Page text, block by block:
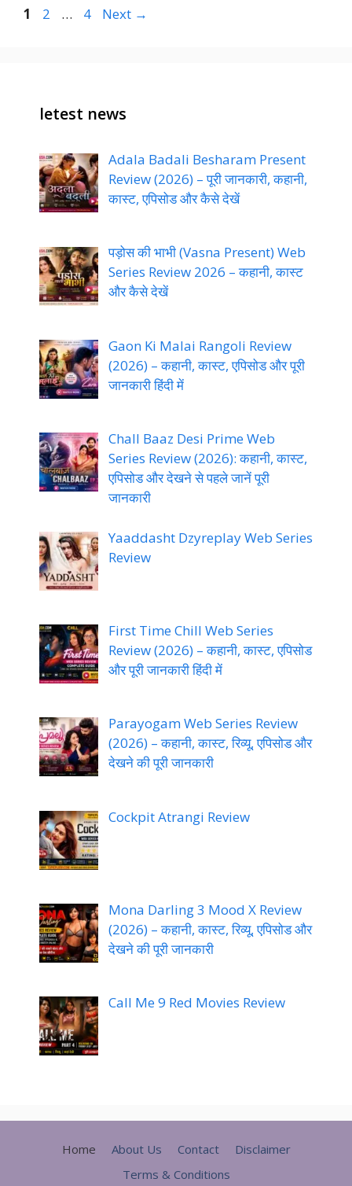
Page
1 Page
2 … Page
4 Next →
letest news
Adala Badali Besharam Present
Review (2026) – पूरी जानकारी, कहानी,
कास्ट, एपिसोड और कैसे देखें
पड़ोस की भाभी (Vasna Present) Web
Series Review 2026 – कहानी, कास्ट
और कैसे देखें
Gaon Ki Malai Rangoli Review
(2026) – कहानी, कास्ट, एपिसोड और पूरी
जानकारी हिंदी में
Chall Baaz Desi Prime Web
Series Review (2026): कहानी, कास्ट,
एपिसोड और देखने से पहले जानें पूरी
जानकारी
Yaaddasht Dzyreplay Web Series
Review
First Time Chill Web Series
Review (2026) – कहानी, कास्ट, एपिसोड
और पूरी जानकारी हिंदी में
Parayogam Web Series Review
(2026) – कहानी, कास्ट, रिव्यू, एपिसोड और
देखने की पूरी जानकारी
Cockpit Atrangi Review
Mona Darling 3 Mood X Review
(2026) – कहानी, कास्ट, रिव्यू, एपिसोड और
देखने की पूरी जानकारी
Call Me 9 Red Movies Review
Home About Us Contact
Disclaimer
Terms & Conditions